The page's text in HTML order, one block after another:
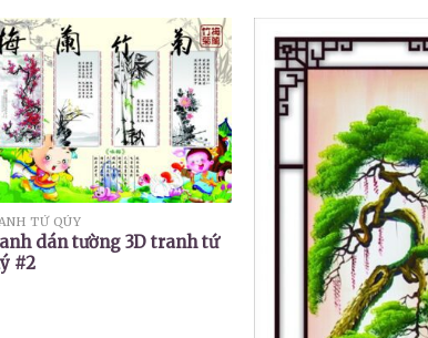
TỨ QÚY
dán tường 3D tranh tứ
#2